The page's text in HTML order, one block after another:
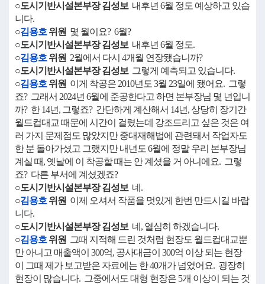
○도시기반시설본부장 김성보 내후년 6월 정도 예상하고 있습
니다.
○김용호 위원 몇 월이요? 6월?
○도시기반시설본부장 김성보 내후년 6월 정도.
○김용호 위원 2월에서 다시 4개월 연장됐습니까?
○도시기반시설본부장 김성보 그렇게 예측되고 있습니다.
○김용호 위원 이게 착공은 2010년도 3월 23일에 됐어요. 그렇
죠? 그래서 2024년 6월에 준공한다고 하면 본부장님 몇 년입니
까? 한 14년, 그렇죠? 간단하게 계산해서 14년, 상당히 장기간
월드컵대교 때문에 시간이 걸렸는데 강조드리고 싶은 것은 여
러 가지 문제점도 많았지만 중대재해법에 관련돼서 작업자도
한 분 돌아가셨고 그랬지만 내년도 6월에 정말 우리 본부장님
계실 때, 옛날에 이 착공할 때는 안 계셨을 거 아니에요. 그렇
죠? 다른 부서에 계셨겠죠?
○도시기반시설본부장 김성보 네.
○김용호 위원 이제 오셔서 작품을 멋있게 한번 만드시길 바랍
니다.
○도시기반시설본부장 김성보 네, 열심히 하겠습니다.
○김용호 위원 그때 지적해 드린 것처럼 현장도 월드컵대교뿐
만 아니고 매출액이 300억, 공사대금이 300억 이상 되는 현장
이 그때 제가 보고받은 자료에는 한 40개가 넘었어요. 굉장히
현장이 많습니다. 그중에서도 대형 현장은 5개 이상이 되는 것